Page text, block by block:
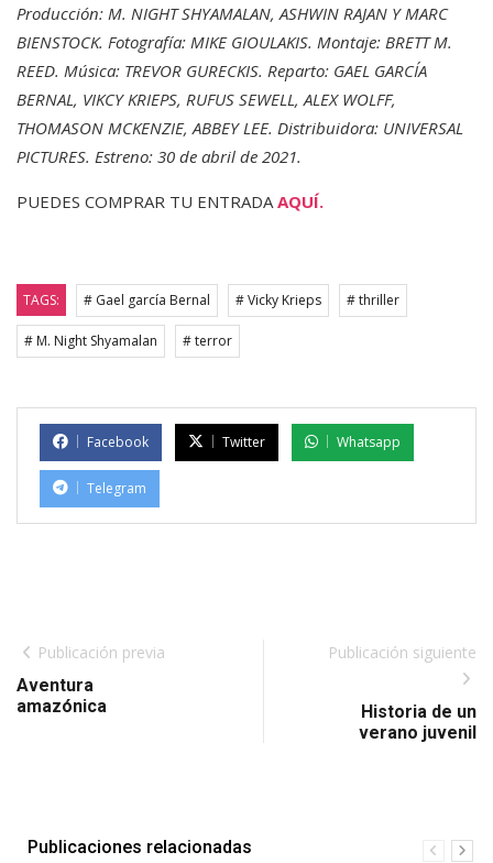
Producción: M. NIGHT SHYAMALAN, ASHWIN RAJAN Y MARC
BIENSTOCK. Fotografía: MIKE GIOULAKIS. Montaje: BRETT M.
REED. Música: TREVOR GURECKIS. Reparto: GAEL GARCÍA
BERNAL, VIKCY KRIEPS, RUFUS SEWELL, ALEX WOLFF,
THOMASON MCKENZIE, ABBEY LEE. Distribuidora: UNIVERSAL
PICTURES. Estreno: 30 de abril de 2021.
PUEDES COMPRAR TU ENTRADA AQUÍ.
TAGS: # Gael garcía Bernal # Vicky Krieps # thriller
# M. Night Shyamalan # terror
Facebook Twitter Whatsapp
Telegram
Publicación previa
Aventura
amazónica
Publicación siguiente
Historia de un
verano juvenil
Publicaciones relacionadas